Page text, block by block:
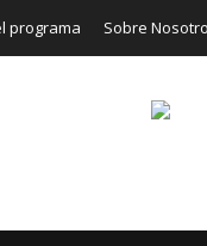
programa Sobre